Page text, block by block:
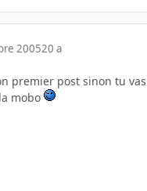
200520 a
premier post sinon tu
mobo